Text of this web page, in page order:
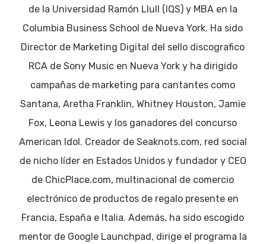
de la Universidad Ramón Llull (IQS) y MBA en la
Columbia Business School de Nueva York. Ha sido
Director de Marketing Digital del sello discografico
RCA de Sony Music en Nueva York y ha dirigido
campañas de marketing para cantantes como
Santana, Aretha Franklin, Whitney Houston, Jamie
Fox, Leona Lewis y los ganadores del concurso
American Idol. Creador de Seaknots.com, red social
de nicho líder en Estados Unidos y fundador y CEO
de ChicPlace.com, multinacional de comercio
electrónico de productos de regalo presente en
Francia, España e Italia. Además, ha sido escogido
mentor de Google Launchpad, dirige el programa la